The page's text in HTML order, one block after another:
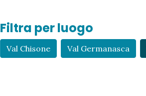
Filtra per luogo
Val Chisone Val Germanasca